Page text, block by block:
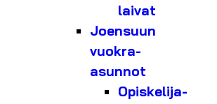
laivat
Joensuun
vuokra-
asunnot
Opiskelija-